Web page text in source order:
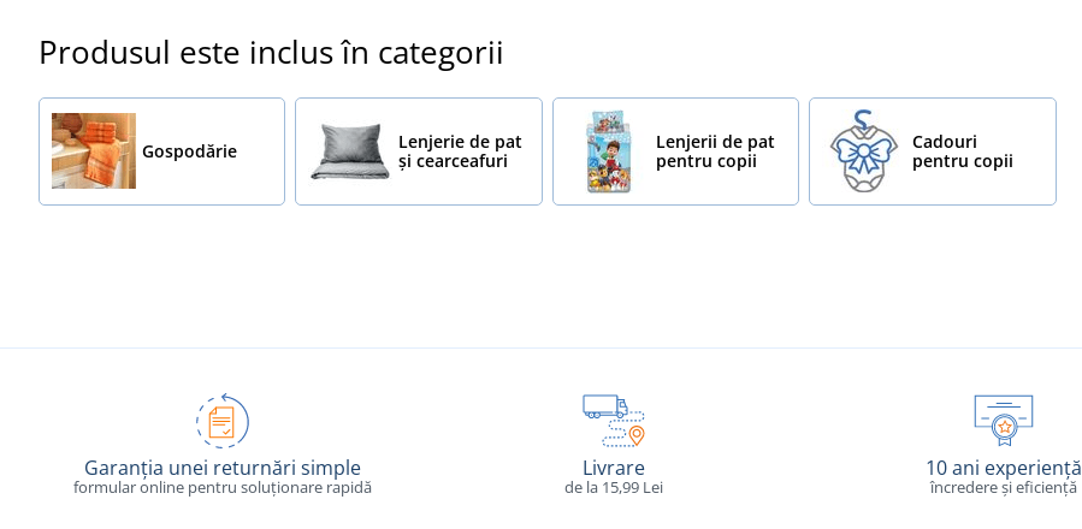
Produsul este inclus în categorii
Gospodărie
Lenjerie de pat
și cearceafuri
Lenjerii de pat
pentru copii
Cadouri
pentru copii
Garanția unei returnări simple
formular online pentru soluționare rapidă
Livrare
de la 15,99 Lei
10 ani experiență
încredere și eficiență